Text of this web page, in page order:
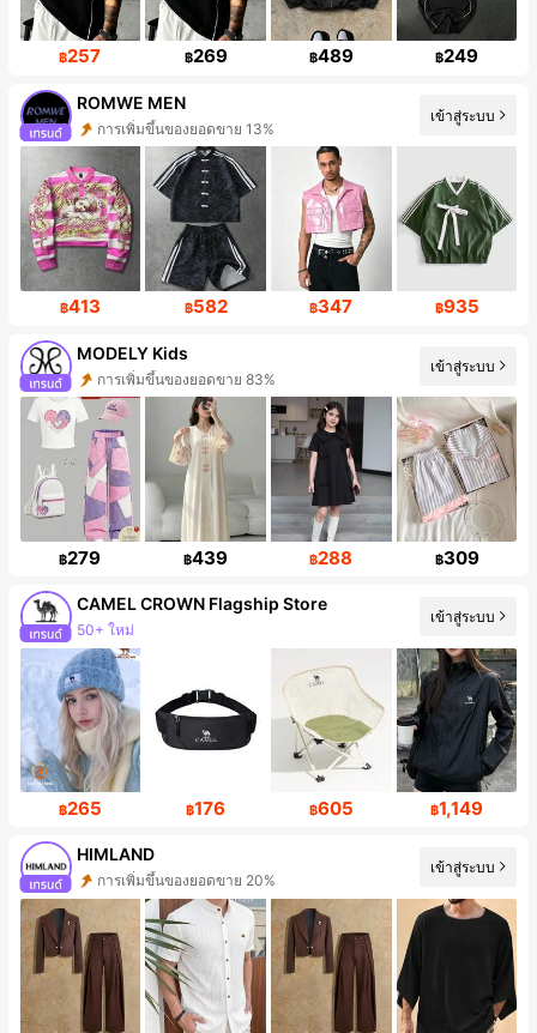
฿257 ฿269 ฿489 ฿249
ROMWE MEN
การเพิ่มขึ้นของยอดขาย 13%
ผู้ติดตาม 666K คน
เข้าสู่ระบบ
฿413 ฿582 ฿347 ฿935
MODELY Kids
การเพิ่มขึ้นของยอดขาย 83%
การเพิ่มขึ้นของผู้ติดตาม 76%
เข้าสู่ระบบ
฿279 ฿439 ฿288 ฿309
CAMEL CROWN Flagship Store
50+ ใหม่
ผู้ติดตาม 72K คน
เข้าสู่ระบบ
฿265 ฿176 ฿605 ฿1,149
HIMLAND
การเพิ่มขึ้นของยอดขาย 20%
การเพิ่มขึ้นของผู้ติดตาม 18%
เข้าสู่ระบบ